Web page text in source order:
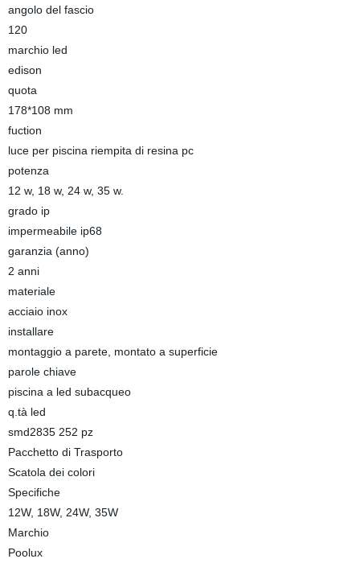
angolo del fascio
120
marchio led
edison
quota
178*108 mm
fuction
luce per piscina riempita di resina pc
potenza
12 w, 18 w, 24 w, 35 w.
grado ip
impermeabile ip68
garanzia (anno)
2 anni
materiale
acciaio inox
installare
montaggio a parete, montato a superficie
parole chiave
piscina a led subacqueo
q.tà led
smd2835 252 pz
Pacchetto di Trasporto
Scatola dei colori
Specifiche
12W, 18W, 24W, 35W
Marchio
Poolux